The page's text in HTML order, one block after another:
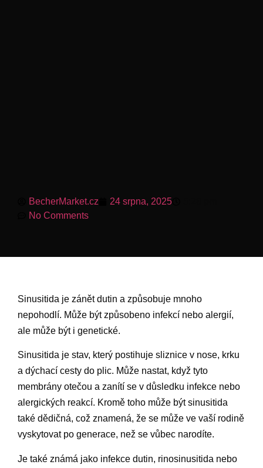
BecherMarket.cz 24 srpna, 2025
No Comments
Sinusitida je zánět dutin a způsobuje mnoho
nepohodlí. Může být způsobeno infekcí nebo alergií,
ale může být i genetické.
Sinusitida je stav, který postihuje sliznice v nose, krku
a dýchací cesty do plic. Může nastat, když tyto
membrány otečou a zanítí se v důsledku infekce nebo
alergických reakcí. Kromě toho může být sinusitida
také dědičná, což znamená, že se může ve vaší rodině
vyskytovat po generace, než se vůbec narodíte.
Je také známá jako infekce dutin, rinosinusitida nebo